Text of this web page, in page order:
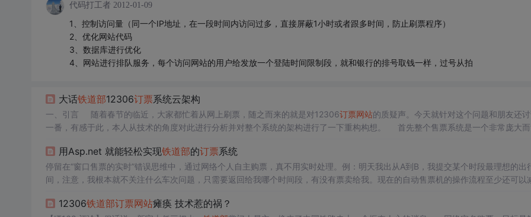
代码打工者 2012-01-09
1、控制访问量（同一个IP地址，在一段时间内访问过多，直接屏蔽1小时或者跟多时间，防止刷票程序）
2、优化网站代码
3、数据库进行优化
4、网站进行排队服务，每个访问网站的用户给发放一个登陆时间限制段，就和银行的排号取钱一样，过号从拍
大话铁道部12306订票系统云架构
一、引言 随着春节的临近，大家都忙着从网上刷票，随之而来的就是对12306订票网站的质疑声。今天就针对这个问题和朋友还
一番，有感于此，本人从技术的角度对此进行分析并对整个系统的架构进行了一下重构构想。 首先整个售票系统是一个非常庞大而
问量达到了
用Asp.net 就能轻松实现铁道部的订票系统
停留在“窗口售票的实时”错误思维中，通过网络个人自主购票，真不用实时处理。例：明天我出从A到B，我提交某个时段最理想的出
间，注意，我根本就不关注什么车次问题，只需要返回给我哪个时间段，有没有票卖给我。现在的自动售票机的操作流程至少还可以
功退钱回帐户 ３
12306铁道部订票网站瘫痪 技术惹的祸？